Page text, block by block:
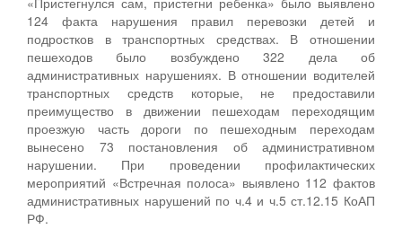
124 факта нарушения правил перевозки детей и
подростков в транспортных средствах. В отношении
пешеходов было возбуждено 322 дела об
административных нарушениях. В отношении водителей
транспортных средств которые, не предоставили
преимущество в движении пешеходам переходящим
проезжую часть дороги по пешеходным переходам
вынесено 73 постановления об административном
нарушении. При проведении профилактических
мероприятий «Встречная полоса» выявлено 112 фактов
административных нарушений по ч.4 и ч.5 ст.12.15 КоАП
РФ.